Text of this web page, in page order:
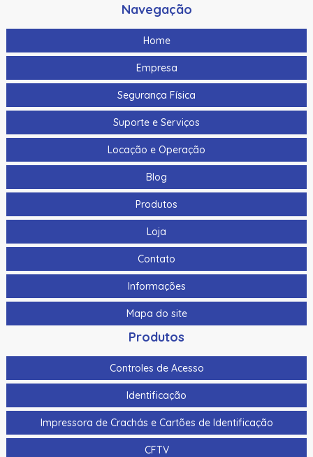
Navegação
Home
Empresa
Segurança Física
Suporte e Serviços
Locação e Operação
Blog
Produtos
Loja
Contato
Informações
Mapa do site
Produtos
Controles de Acesso
Identificação
Impressora de Crachás e Cartões de Identificação
CFTV